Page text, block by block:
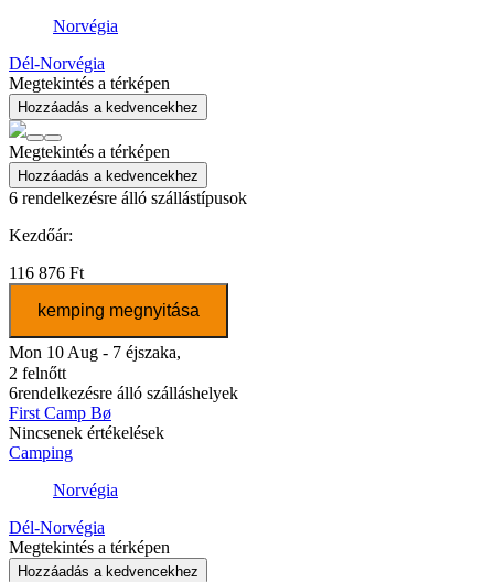
Norvégia
Dél-Norvégia
Megtekintés a térképen
Hozzáadás a kedvencekhez
Megtekintés a térképen
Hozzáadás a kedvencekhez
6 rendelkezésre álló szállástípusok
Kezdőár:
116 876 Ft
kemping megnyitása
Mon 10 Aug - 7 éjszaka,
2 felnőtt
6rendelkezésre álló szálláshelyek
First Camp Bø
Nincsenek értékelések
Camping
Norvégia
Dél-Norvégia
Megtekintés a térképen
Hozzáadás a kedvencekhez